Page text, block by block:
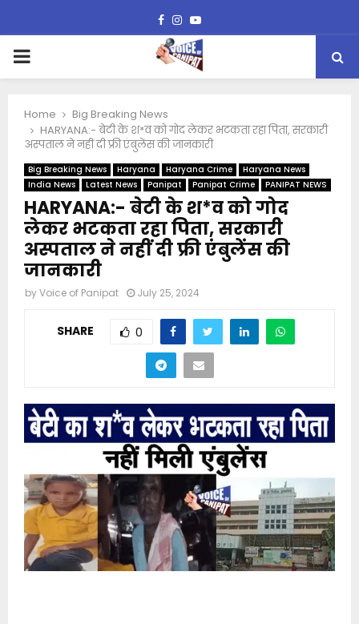
Facebook
Instagram
Youtube
PRIMARY
Home
Big Breaking News
HARYANA:- बेटी के श*व को गोद लेकर भटकता रहा पिता, सरकारी
अस्पताल ने नहीं दी फ्री एंबुलेंस की जानकारी
Big Breaking News Haryana Haryana Crime
Haryana News
India News
Latest News Panipat Panipat Crime PANIPAT NEWS
HARYANA:- बेटी के श*व को गोद
लेकर भटकता रहा पिता, सरकारी
अस्पताल ने नहीं दी फ्री एंबुलेंस की
जानकारी
byVoice of Panipat July 25, 2024
SHARE 0